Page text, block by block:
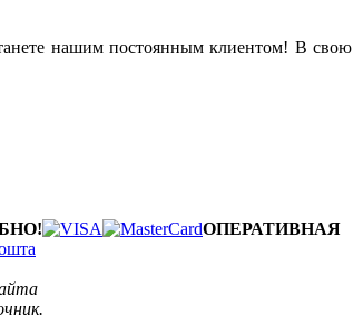
нашим постоянным клиентом! В свою
ОПЕРАТИВНАЯ